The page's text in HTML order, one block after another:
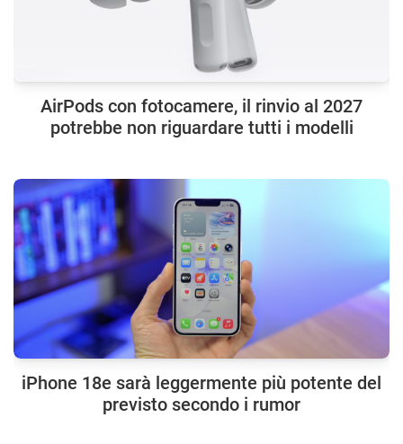
AirPods con fotocamere, il rinvio al 2027
potrebbe non riguardare tutti i modelli
iPhone 18e sarà leggermente più potente del
previsto secondo i rumor